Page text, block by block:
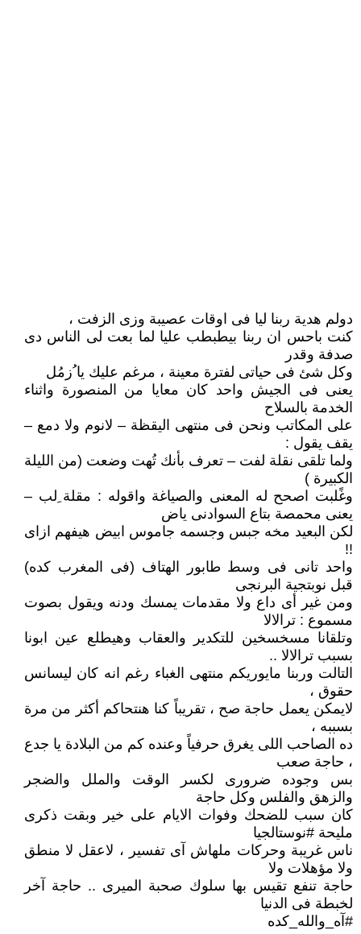
دولم هدية ربنا ليا فى اوقات عصيبة وزى الزفت ،
كنت باحس ان ربنا بيطبطب عليا لما بعت لى الناس دى
صدفة وقدر
وكل شئ فى حياتى لفترة معينة ، مرغم عليك يا ُزمُل
يعنى فى الجيش واحد كان معايا من المنصورة واثناء
الخدمة بالسلاح
على المكاتب ونحن فى منتهى اليقظة – لانوم ولا دمع –
يقف يقول :
ولما تلقى نقلة لفت – تعرف بأنك تُهت وضعت (من الليلة
الكبيرة )
وغًلبت اصحح له المعنى والصياغة واقوله : مقلة ِلب –
يعنى محمصة بتاع السوادنى ياض
لكن البعيد مخه جبس وجسمه جاموس ابيض هيفهم ازاى
!!
واحد تانى فى وسط طابور الهتاف (فى المغرب كده)
قبل نوبتجية البرنجى
ومن غير أى داع ولا مقدمات يمسك ودنه ويقول بصوت
مسموع : ترالالا
وتلقانا مسخسخين للتكدير والعقاب وهيطلع عين ابونا
بسبب ترالالا ..
التالت وربنا مايوريكم منتهى الغباء رغم انه كان ليسانس
حقوق ،
لايمكن يعمل حاجة صح ، تقريباً كنا هنتحاكم أكثر من مرة
بسببه ،
ده الصاحب اللى يغرق حرفياً وعنده كم من البلادة يا جدع
، حاجة صعب
بس وجوده ضرورى لكسر الوقت والملل والضجر
والزهق والفلس وكل حاجة
كان سبب للضحك وفوات الايام على خير وبقت ذكرى
مليحة #نوستالجيا
ناس غريبة وحركات ملهاش آى تفسير ، لاعقل لا منطق
ولا مؤهلات ولا
حاجة تنفع تقيس بها سلوك صحبة الميرى .. حاجة آخر
لخبطة فى الدنيا
#آه_والله_كده